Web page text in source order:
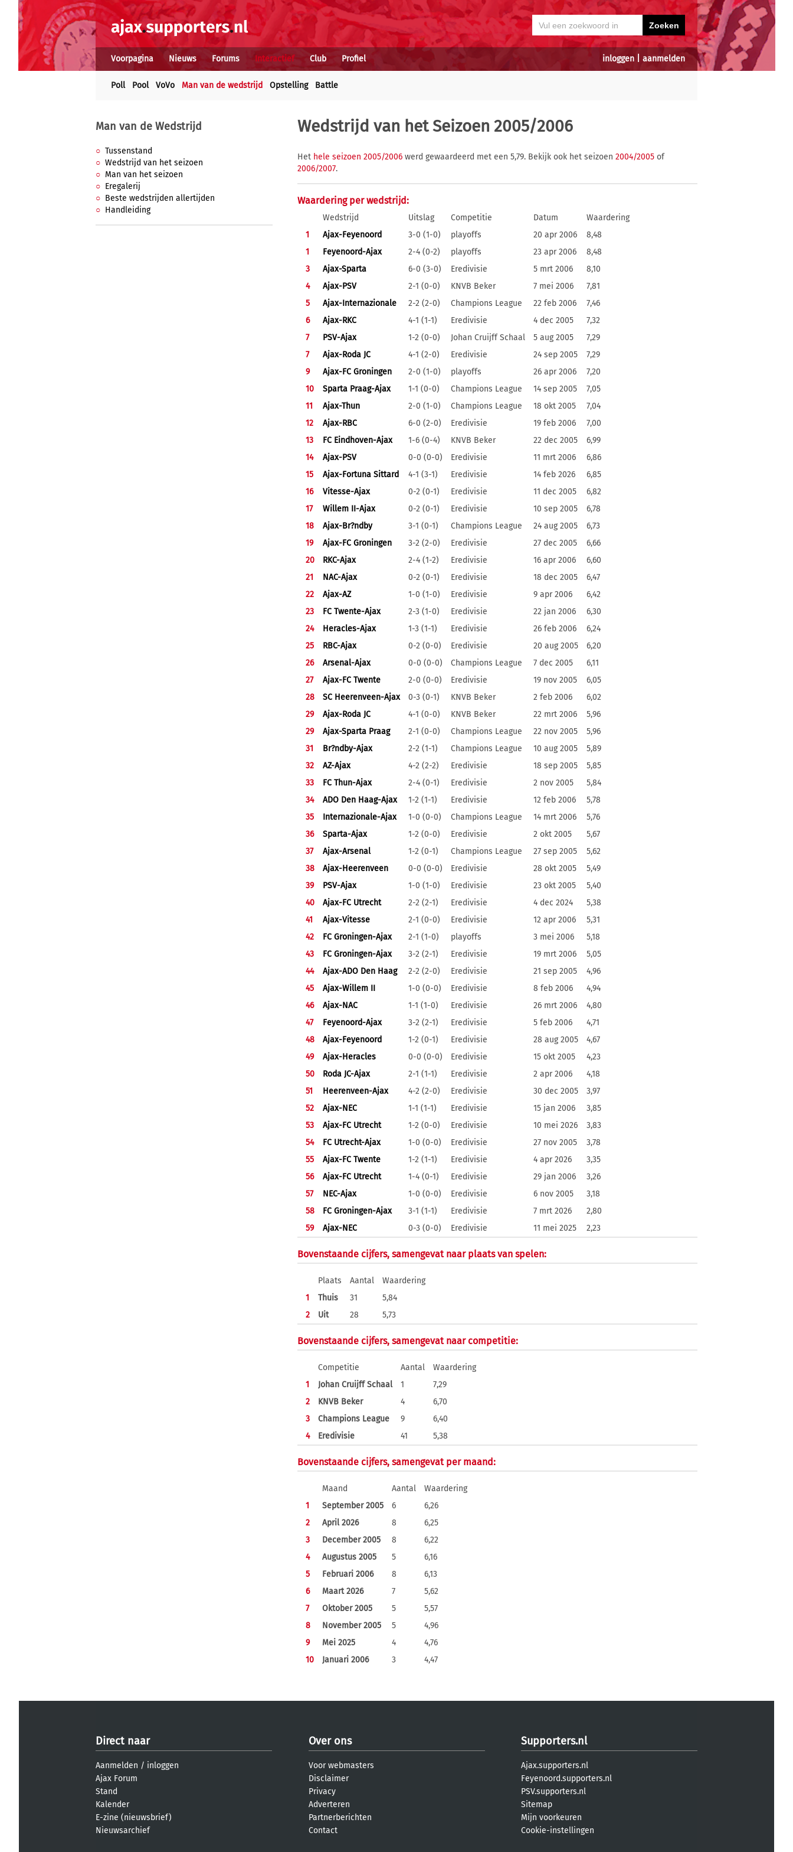
inloggen aanmelden
Voorpagina Nieuws Forums Interactief Club Profiel
Poll Pool VoVo Man van de wedstrijd Opstelling Battle
Man van de Wedstrijd
Tussenstand
Wedstrijd van het seizoen
Man van het seizoen
Eregalerij
Beste wedstrijden allertijden
Handleiding
Wedstrijd van het Seizoen 2005/2006
Het hele seizoen 2005/2006 werd gewaardeerd met een 5,79. Bekijk ook het seizoen 2004/2005 of
2006/2007.
Waardering per wedstrijd:
Wedstrijd Uitslag Competitie Datum
Waardering
1
Ajax-Feyenoord 3-0 (1-0) playoffs 20 apr 2006
8,48
1
Feyenoord-Ajax 2-4 (0-2) playoffs 23 apr 2006
8,48
3
Ajax-Sparta 6-0 (3-0) Eredivisie 5 mrt 2006
8,10
4
Ajax-PSV 2-1 (0-0) KNVB Beker 7 mei 2006
7,81
5
Ajax-Internazionale 2-2 (2-0) Champions League 22 feb 2006
7,46
6
Ajax-RKC 4-1 (1-1) Eredivisie 4 dec 2005
7,32
7
PSV-Ajax 1-2 (0-0) Johan Cruijff Schaal 5 aug 2005
7,29
7
Ajax-Roda JC 4-1 (2-0) Eredivisie 24 sep 2005
7,29
9
Ajax-FC Groningen 2-0 (1-0) playoffs 26 apr 2006
7,20
10
Sparta Praag-Ajax 1-1 (0-0) Champions League 14 sep 2005
7,05
11
Ajax-Thun 2-0 (1-0) Champions League 18 okt 2005
7,04
12
Ajax-RBC 6-0 (2-0) Eredivisie 19 feb 2006
7,00
13
FC Eindhoven-Ajax 1-6 (0-4) KNVB Beker 22 dec 2005
6,99
14
Ajax-PSV 0-0 (0-0) Eredivisie 11 mrt 2006
6,86
15
Ajax-Fortuna Sittard 4-1 (3-1) Eredivisie 14 feb 2026
6,85
16
Vitesse-Ajax 0-2 (0-1) Eredivisie 11 dec 2005
6,82
17
Willem II-Ajax 0-2 (0-1) Eredivisie 10 sep 2005
6,78
18
Ajax-Br?ndby 3-1 (0-1) Champions League 24 aug 2005
6,73
19
Ajax-FC Groningen 3-2 (2-0) Eredivisie 27 dec 2005
6,66
20
RKC-Ajax 2-4 (1-2) Eredivisie 16 apr 2006
6,60
21
NAC-Ajax 0-2 (0-1) Eredivisie 18 dec 2005
6,47
22
Ajax-AZ 1-0 (1-0) Eredivisie 9 apr 2006
6,42
23
FC Twente-Ajax 2-3 (1-0) Eredivisie 22 jan 2006
6,30
24
Heracles-Ajax 1-3 (1-1) Eredivisie 26 feb 2006
6,24
25
RBC-Ajax 0-2 (0-0) Eredivisie 20 aug 2005
6,20
26
Arsenal-Ajax 0-0 (0-0) Champions League 7 dec 2005
6,11
27
Ajax-FC Twente 2-0 (0-0) Eredivisie 19 nov 2005
6,05
28
SC Heerenveen-Ajax 0-3 (0-1) KNVB Beker 2 feb 2006
6,02
29
Ajax-Roda JC 4-1 (0-0) KNVB Beker 22 mrt 2006
5,96
29
Ajax-Sparta Praag 2-1 (0-0) Champions League 22 nov 2005
5,96
31
Br?ndby-Ajax 2-2 (1-1) Champions League 10 aug 2005
5,89
32
AZ-Ajax 4-2 (2-2) Eredivisie 18 sep 2005
5,85
33
FC Thun-Ajax 2-4 (0-1) Eredivisie 2 nov 2005
5,84
34
ADO Den Haag-Ajax 1-2 (1-1) Eredivisie 12 feb 2006
5,78
35
Internazionale-Ajax 1-0 (0-0) Champions League 14 mrt 2006
5,76
36
Sparta-Ajax 1-2 (0-0) Eredivisie 2 okt 2005
5,67
37
Ajax-Arsenal 1-2 (0-1) Champions League 27 sep 2005
5,62
38
Ajax-Heerenveen 0-0 (0-0) Eredivisie 28 okt 2005
5,49
39
PSV-Ajax 1-0 (1-0) Eredivisie 23 okt 2005
5,40
40
Ajax-FC Utrecht 2-2 (2-1) Eredivisie 4 dec 2024
5,38
41
Ajax-Vitesse 2-1 (0-0) Eredivisie 12 apr 2006
5,31
42
FC Groningen-Ajax 2-1 (1-0) playoffs 3 mei 2006
5,18
43
FC Groningen-Ajax 3-2 (2-1) Eredivisie 19 mrt 2006
5,05
44
Ajax-ADO Den Haag 2-2 (2-0) Eredivisie 21 sep 2005
4,96
45
Ajax-Willem II 1-0 (0-0) Eredivisie 8 feb 2006
4,94
46
Ajax-NAC 1-1 (1-0) Eredivisie 26 mrt 2006
4,80
47
Feyenoord-Ajax 3-2 (2-1) Eredivisie 5 feb 2006
4,71
48
Ajax-Feyenoord 1-2 (0-1) Eredivisie 28 aug 2005
4,67
49
Ajax-Heracles 0-0 (0-0) Eredivisie 15 okt 2005
4,23
50
Roda JC-Ajax 2-1 (1-1) Eredivisie 2 apr 2006
4,18
51
Heerenveen-Ajax 4-2 (2-0) Eredivisie 30 dec 2005
3,97
52
Ajax-NEC 1-1 (1-1) Eredivisie 15 jan 2006
3,85
53
Ajax-FC Utrecht 1-2 (0-0) Eredivisie 10 mei 2026
3,83
54
FC Utrecht-Ajax 1-0 (0-0) Eredivisie 27 nov 2005
3,78
55
Ajax-FC Twente 1-2 (1-1) Eredivisie 4 apr 2026
3,35
56
Ajax-FC Utrecht 1-4 (0-1) Eredivisie 29 jan 2006
3,26
57
NEC-Ajax 1-0 (0-0) Eredivisie 6 nov 2005
3,18
58
FC Groningen-Ajax 3-1 (1-1) Eredivisie 7 mrt 2026
2,80
59
Ajax-NEC 0-3 (0-0) Eredivisie 11 mei 2025 2,23
Bovenstaande cijfers, samengevat naar plaats van spelen:
Plaats Aantal
Waardering
1
Thuis 31
5,84
2
Uit 28 5,73
Bovenstaande cijfers, samengevat naar competitie:
Competitie Aantal
Waardering
1
Johan Cruijff Schaal 1
7,29
2
KNVB Beker 4
6,70
3
Champions League 9
6,40
4
Eredivisie 41 5,38
Bovenstaande cijfers, samengevat per maand:
Maand Aantal
Waardering
1
September 2005 6
6,26
2
April 2026 8
6,25
3
December 2005 8
6,22
4
Augustus 2005 5
6,16
5
Februari 2006 8
6,13
6
Maart 2026 7
5,62
7
Oktober 2005 5
5,57
8
November 2005 5
4,96
9
Mei 2025 4
4,76
10
Januari 2006 3 4,47
Direct naar
Aanmelden / inloggen
Ajax Forum
Stand
Kalender
E-zine (nieuwsbrief)
Nieuwsarchief
Over ons
Voor webmasters
Disclaimer
Privacy
Adverteren
Partnerberichten
Contact
Supporters.nl
Ajax.supporters.nl
Feyenoord.supporters.nl
PSV.supporters.nl
Sitemap
Mijn voorkeuren
Cookie-instellingen